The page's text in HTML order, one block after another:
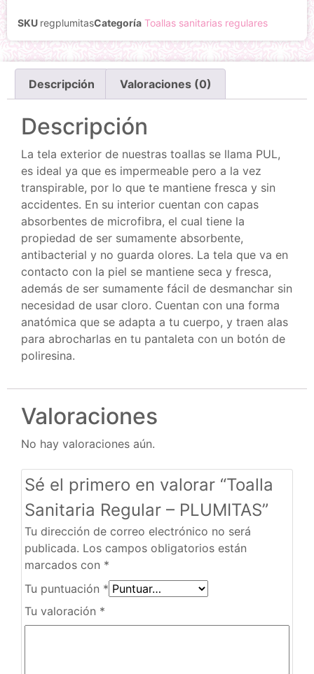
SKU regplumitasCategoría Toallas sanitarias regulares
Descripción Valoraciones (0)
Descripción
La tela exterior de nuestras toallas se llama PUL,
es ideal ya que es impermeable pero a la vez
transpirable, por lo que te mantiene fresca y sin
accidentes. En su interior cuentan con capas
absorbentes de microfibra, el cual tiene la
propiedad de ser sumamente absorbente,
antibacterial y no guarda olores. La tela que va en
contacto con la piel se mantiene seca y fresca,
además de ser sumamente fácil de desmanchar sin
necesidad de usar cloro. Cuentan con una forma
anatómica que se adapta a tu cuerpo, y traen alas
para abrocharlas en tu pantaleta con un botón de
poliresina.
Valoraciones
No hay valoraciones aún.
Sé el primero en valorar “Toalla
Sanitaria Regular – PLUMITAS”
Tu dirección de correo electrónico no será
publicada. Los campos obligatorios están
marcados con *
Tu puntuación *
Tu valoración *